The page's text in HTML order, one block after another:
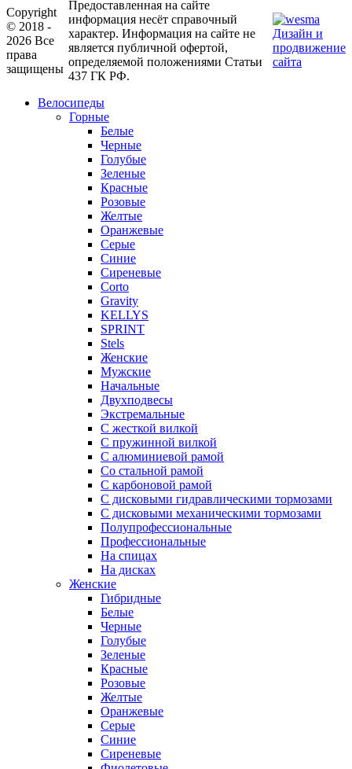
Copyright
© 2018 -
2026 Все
права
защищены
Предоставленная на сайте
информация несёт справочный
характер. Информация на сайте не
является публичной офертой,
определяемой положениями Статьи
437 ГК РФ.
Дизайн и
продвижение
сайта
Велосипеды
Горные
Белые
Черные
Голубые
Зеленые
Красные
Розовые
Желтые
Оранжевые
Серые
Синие
Сиреневые
Corto
Gravity
KELLYS
SPRINT
Stels
Женские
Мужские
Начальные
Двухподвесы
Экстремальные
С жесткой вилкой
С пружинной вилкой
С алюминиевой рамой
Со стальной рамой
С карбоновой рамой
С дисковыми гидравлическими тормозами
С дисковыми механическими тормозами
Полупрофессиональные
Профессиональные
На спицах
На дисках
Женские
Гибридные
Белые
Черные
Голубые
Зеленые
Красные
Розовые
Желтые
Оранжевые
Серые
Синие
Сиреневые